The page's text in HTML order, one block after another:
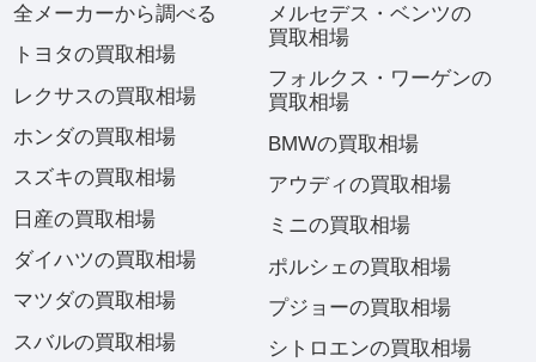
全メーカーから調べる
トヨタの買取相場
レクサスの買取相場
ホンダの買取相場
スズキの買取相場
日産の買取相場
ダイハツの買取相場
マツダの買取相場
スバルの買取相場
メルセデス・ベンツの
買取相場
フォルクス・ワーゲンの
買取相場
BMWの買取相場
アウディの買取相場
ミニの買取相場
ポルシェの買取相場
プジョーの買取相場
シトロエンの買取相場